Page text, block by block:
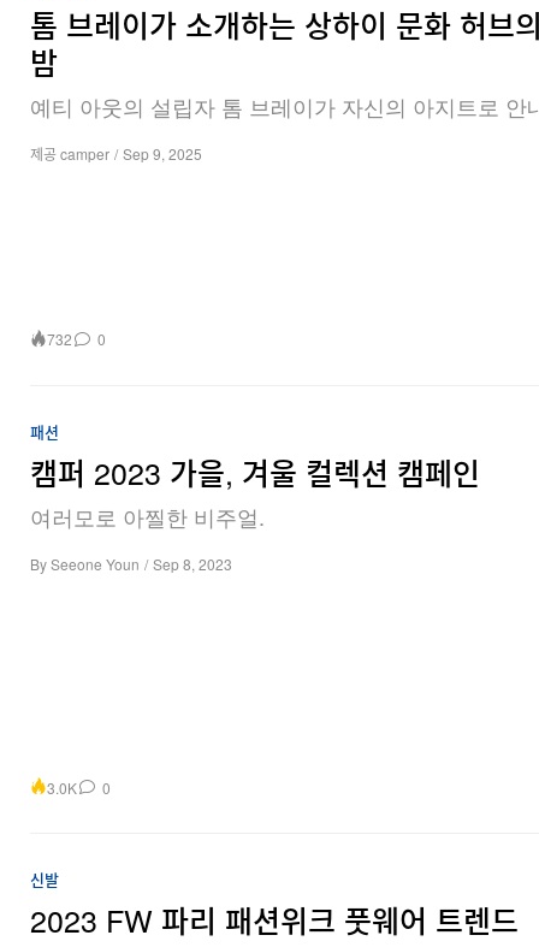
톰 브레이가 소개하는 상하이 문화 허브
밤
예티 아웃의 설립자 톰 브레이가 자신의 아지트로 안
제공 camper / Sep 9, 2025
732 0
패션
캠퍼 2023 가을, 겨울 컬렉션 캠페인
여러모로 아찔한 비주얼.
BySeeone Youn / Sep 8, 2023
3.0K 0
신발
2023 FW 파리 패션위크 풋웨어 트렌드